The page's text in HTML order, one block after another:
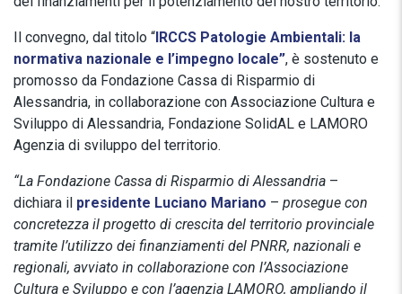
Il convegno, dal titolo “IRCCS Patologie Ambientali: la
normativa nazionale e l’impegno locale”, è sostenuto e
promosso da Fondazione Cassa di Risparmio di
Alessandria, in collaborazione con Associazione Cultura e
Sviluppo di Alessandria, Fondazione SolidAL e LAMORO
Agenzia di sviluppo del territorio.
“La Fondazione Cassa di Risparmio di Alessandria –
dichiara il presidente Luciano Mariano – prosegue con
concretezza il progetto di crescita del territorio provinciale
tramite l’utilizzo dei finanziamenti del PNRR, nazionali e
regionali, avviato in collaborazione con l’Associazione
Cultura e Sviluppo e con l’agenzia LAMORO, ampliando il